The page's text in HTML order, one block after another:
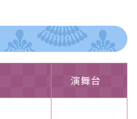
演舞台